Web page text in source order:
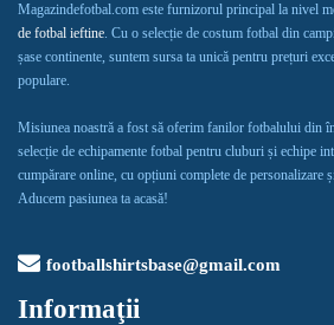
Magazindefotbal.com este furnizorul principal la nivel
de fotbal ieftine. Cu o selecție de costum fotbal din
șase continente, suntem sursa ta unică pentru prețuri
populare.
Misiunea noastră a fost să oferim fanilor fotbalului din
selecție de echipamente fotbal pentru cluburi și echipe
cumpărare online, cu opțiuni complete de personalizare
Aducem pasiunea ta acasă!
footballshirtsbase@gmail.com
Informaţii